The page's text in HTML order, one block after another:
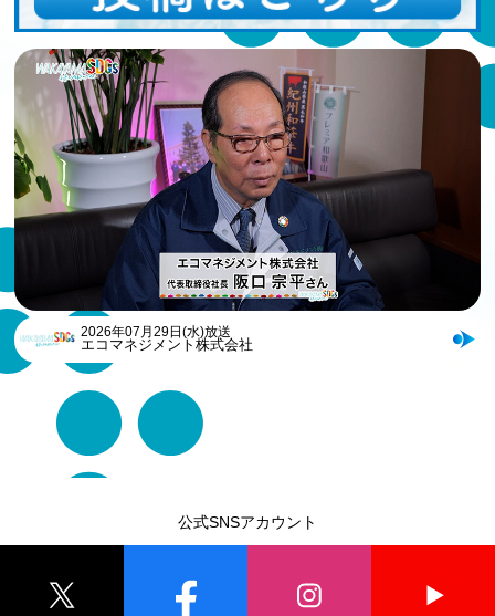
2026年07月29日(水)放送
エコマネジメント株式会社
公式SNSアカウント